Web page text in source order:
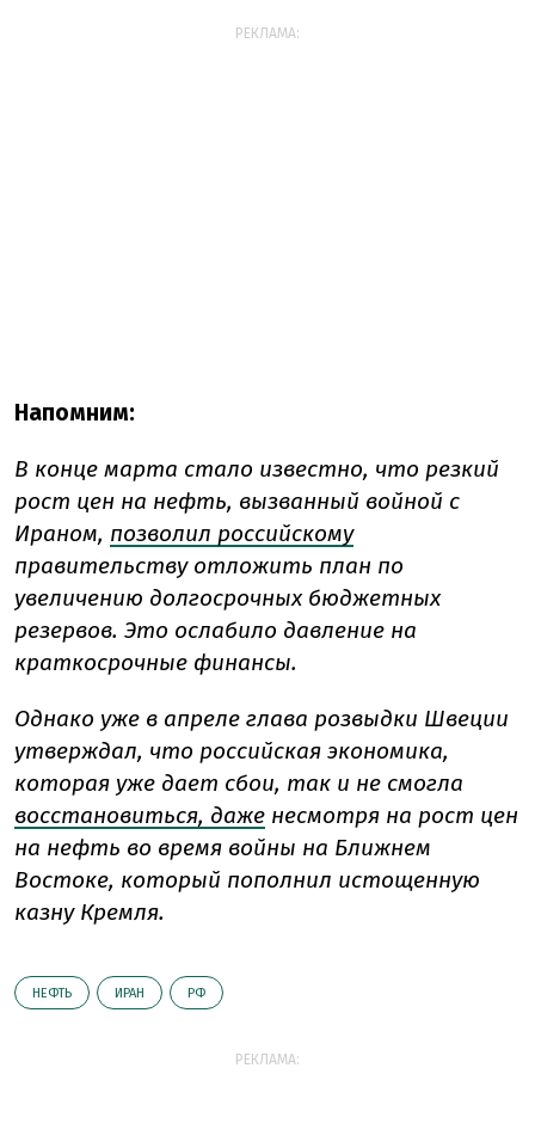
РЕКЛАМА:
Напомним:
В конце марта стало известно, что резкий
рост цен на нефть, вызванный войной с
Ираном, позволил российскому
правительству отложить план по
увеличению долгосрочных бюджетных
резервов. Это ослабило давление на
краткосрочные финансы.
Однако уже в апреле глава розвыдки Швеции
утверждал, что российская экономика,
которая уже дает сбои, так и не смогла
восстановиться, даже несмотря на рост цен
на нефть во время войны на Ближнем
Востоке, который пополнил истощенную
казну Кремля.
НЕФТЬ ИРАН РФ
РЕКЛАМА: